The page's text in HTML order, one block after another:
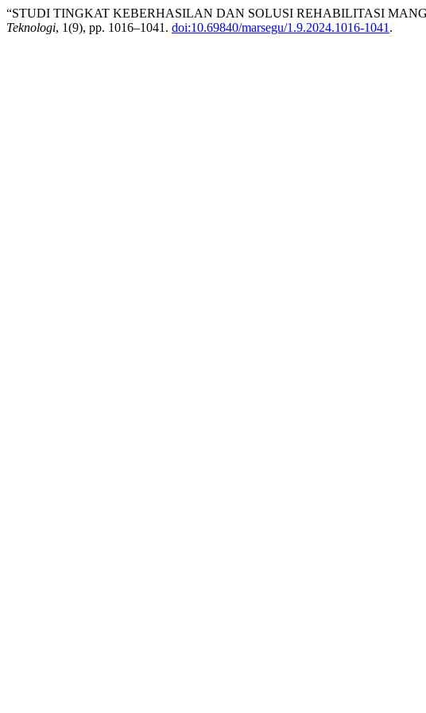
“STUDI TINGKAT KEBERHASILAN DAN SOLUSI REHABILITASI
Teknologi, 1(9), pp. 1016–1041. doi:10.69840/marsegu/1.9.2024.1016-1041 .